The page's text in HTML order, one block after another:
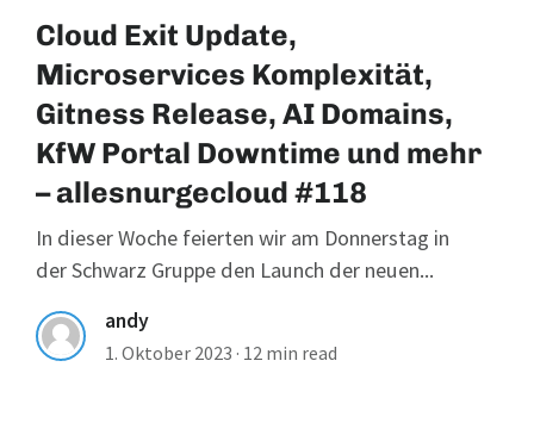
Cloud Exit Update,
Microservices Komplexität,
Gitness Release, AI Domains,
KfW Portal Downtime und mehr
– allesnurgecloud #118
In dieser Woche feierten wir am Donnerstag in
der Schwarz Gruppe den Launch der neuen...
andy
1. Oktober 2023 · 12 min read